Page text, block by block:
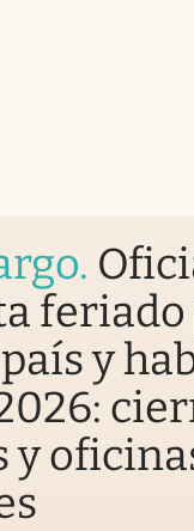
.
feriado
y
y